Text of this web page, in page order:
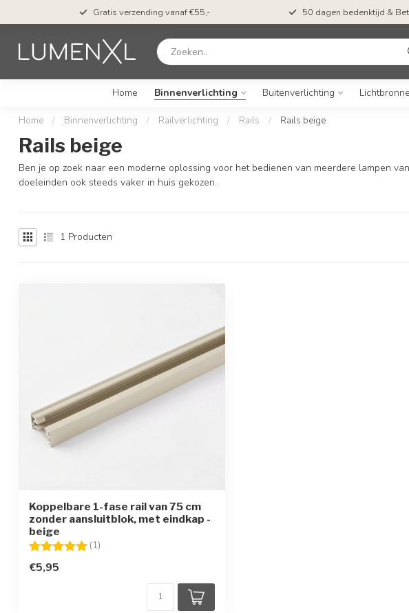
Gratis verzending vanaf €55,- 50 dagen bedenktijd &
Home Binnenverlichting Buitenverlichting
Home / Binnenverlichting / Railverlichting / Rails / Rails beige
Rails beige
Ben je op zoek naar een moderne oplossing voor het bedienen van meerdere lampen
doeleinden ook steeds vaker in huis gekozen.
1 Producten
Koppelbare 1-fase rail van 75 cm
zonder aansluitblok, met eindkap -
beige
Beoordeling: (1)
€5,95